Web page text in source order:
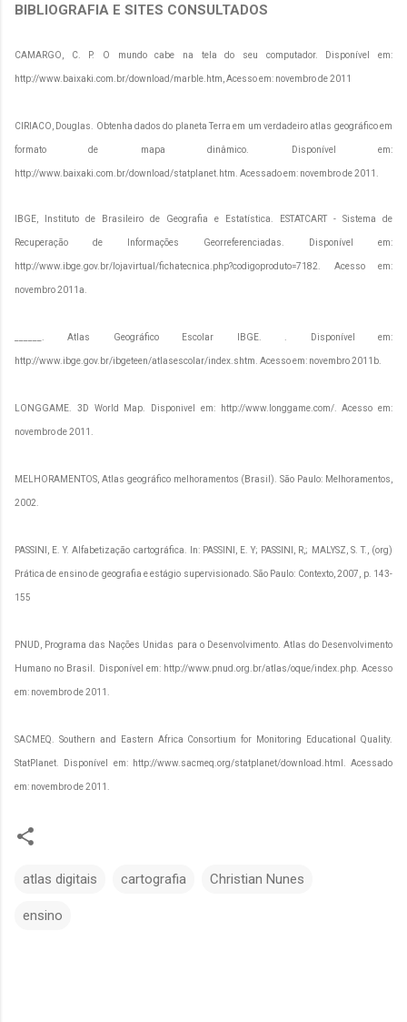
BIBLIOGRAFIA E SITES CONSULTADOS
CAMARGO, C. P. O mundo cabe na tela do seu computador. Disponível em:
http://www.baixaki.com.br/download/marble.htm, Acesso em: novembro de 2011
CIRIACO, Douglas. Obtenha dados do planeta Terra em um verdadeiro atlas geográfico em
formato de mapa dinâmico. Disponível em:
http://www.baixaki.com.br/download/statplanet.htm. Acessado em: novembro de 2011.
IBGE, Instituto de Brasileiro de Geografia e Estatística. ESTATCART - Sistema de
Recuperação de Informações Georreferenciadas. Disponível em:
http://www.ibge.gov.br/lojavirtual/fichatecnica.php?codigoproduto=7182. Acesso em:
novembro 2011a.
______. Atlas Geográfico Escolar IBGE. . Disponível em:
http://www.ibge.gov.br/ibgeteen/atlasescolar/index.shtm. Acesso em: novembro 2011b.
LONGGAME. 3D World Map. Disponivel em: http://www.longgame.com/. Acesso em:
novembro de 2011.
MELHORAMENTOS, Atlas geográfico melhoramentos (Brasil). São Paulo: Melhoramentos,
2002.
PASSINI, E. Y. Alfabetização cartográfica. In: PASSINI, E. Y; PASSINI, R,; MALYSZ, S. T., (org)
Prática de ensino de geografia e estágio supervisionado. São Paulo: Contexto, 2007, p. 143-
155
PNUD, Programa das Nações Unidas para o Desenvolvimento. Atlas do Desenvolvimento
Humano no Brasil. Disponível em: http://www.pnud.org.br/atlas/oque/index.php. Acesso
em: novembro de 2011.
SACMEQ. Southern and Eastern Africa Consortium for Monitoring Educational Quality.
StatPlanet. Disponível em: http://www.sacmeq.org/statplanet/download.html. Acessado
em: novembro de 2011.
atlas digitais cartografia Christian Nunes
ensino